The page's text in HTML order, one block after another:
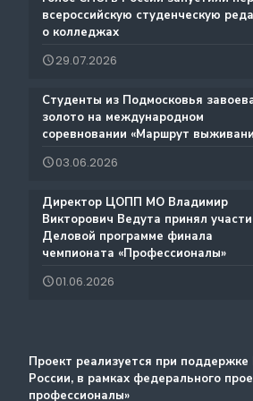
Международная деятельность
Региональный проект по
Дополнительные
Методический портал
Документы
Истории Успеха
Благодарности
Фестиваль профессий «Путь
Атлас доступных профессий для
интеллектуальными нарушениями
всероссийскую студенческую
о колледжах
29.07.2026
️Студенты из Подмосковья
золото на международном
соревновании «Маршрут
03.06.2026
️Директор ЦОПП МО Владимир
Викторович Ведута принял
Деловой программе финала
чемпионата «Профессионалы»
01.06.2026
Проект реализуется при
России, в рамках федерального
профессионалы»